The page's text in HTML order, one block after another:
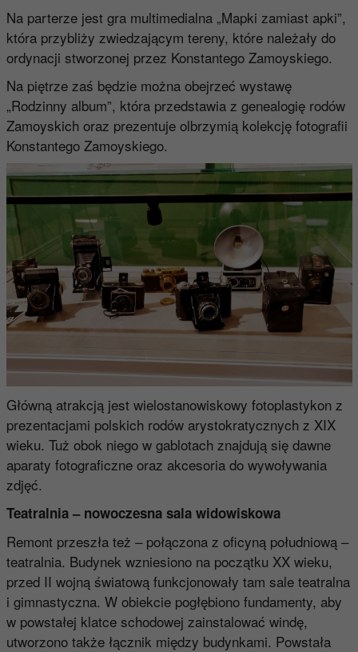
Na parterze jest gra multimedialna „Mapki zamiast apki”,
która przybliży zwiedzającym tereny, które należały do
ordynacji stworzonej przez Konstantego Zamoyskiego.
Na piętrze zaś będzie można obejrzeć wystawę
„Rodzinny album”, która przedstawia z genealogię rodów
Zamoyskich oraz prezentuje olbrzymią kolekcję fotografii
Konstantego Zamoyskiego.
Główną atrakcją jest wielostanowiskowy fotoplastykon z
prezentacjami polskich rodów arystokratycznych z XIX
wieku. Tuż obok niego w gablotach znajdują się dawne
aparaty fotograficzne oraz akcesoria do wywoływania
zdjęć.
Teatralnia – nowoczesna sala widowiskowa
Remont przeszła też – połączona z oficyną południową –
teatralnia. Budynek wzniesiono na początku XX wieku,
przed II wojną światową funkcjonowały tam sale teatralna
i gimnastyczna. W obiekcie pogłębiono fundamenty, aby
w powstałej klatce schodowej zainstalować windę,
utworzono także łącznik między budynkami. Powstała